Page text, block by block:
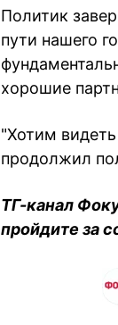
Политик
пути нашего
хорошие
"Хотим
продолжил
ТГ-канал
пройдите за